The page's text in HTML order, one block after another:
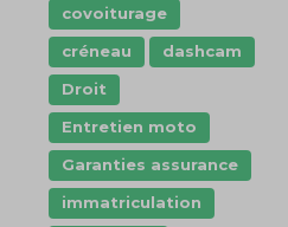
covoiturage
créneau
dashcam
Droit
Entretien moto
Garanties assurance
immatriculation